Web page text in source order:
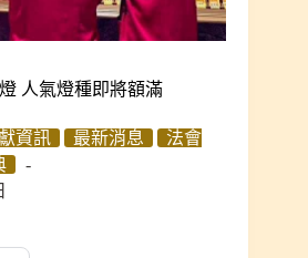
人氣燈種即將額滿
資訊 最新消息
法會